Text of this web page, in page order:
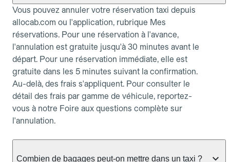
Vous pouvez annuler votre réservation taxi depuis
allocab.com ou l'application, rubrique Mes
réservations. Pour une réservation à l'avance,
l'annulation est gratuite jusqu'à 30 minutes avant le
départ. Pour une réservation immédiate, elle est
gratuite dans les 5 minutes suivant la confirmation.
Au-delà, des frais s'appliquent. Pour consulter le
détail des frais par gamme de véhicule, reportez-
vous à notre Foire aux questions complète sur
l'annulation.
Combien de bagages peut-on mettre dans un taxi ?